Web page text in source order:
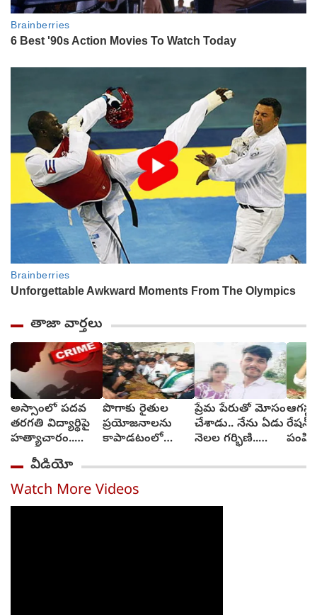
తాజా వార్తలు
అస్సాంలో పదవ
తరగతి విద్యార్థిపై
హత్యాచారం..
ఫంక్షన్‌కు వెళ్లిన
తల్లి.. మంచంపై
విగతజీవిగా..?
పొగాకు రైతుల
ప్రయోజనాలను
కాపాడటంలో
వైఎస్ జగన్
ప్రేమ పేరుతో మోసం
చేశాడు.. నేను ఏడు
నెలల గర్భిణి..
(video)
రేషన్
వీడియో
Watch More Videos